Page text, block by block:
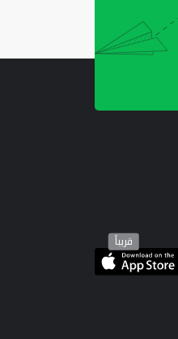
قريباً